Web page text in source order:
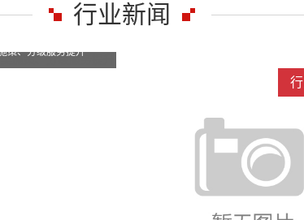
行业新闻